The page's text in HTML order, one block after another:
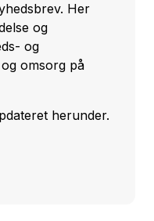
Her
og
og
omsorg på
herunder.